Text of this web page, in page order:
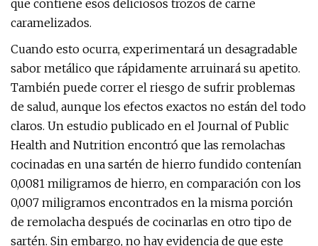
que contiene esos deliciosos trozos de carne
caramelizados.
Cuando esto ocurra, experimentará un desagradable
sabor metálico que rápidamente arruinará su apetito.
También puede correr el riesgo de sufrir problemas
de salud, aunque los efectos exactos no están del todo
claros. Un estudio publicado en el Journal of Public
Health and Nutrition encontró que las remolachas
cocinadas en una sartén de hierro fundido contenían
0,0081 miligramos de hierro, en comparación con los
0,007 miligramos encontrados en la misma porción
de remolacha después de cocinarlas en otro tipo de
sartén. Sin embargo, no hay evidencia de que este